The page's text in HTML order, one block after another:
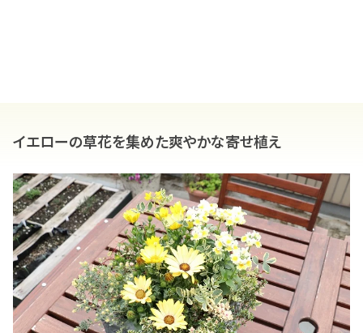
イエローの草花を集めた爽やかな寄せ植え